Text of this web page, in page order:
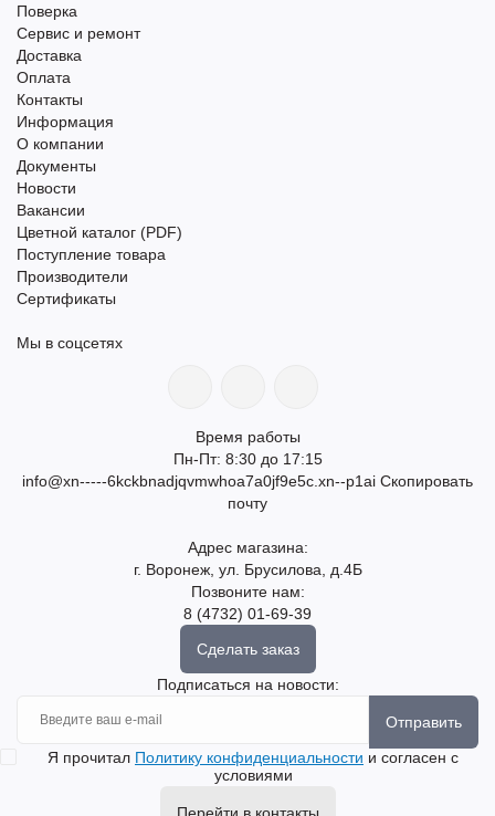
Поверка
Сервис и ремонт
Доставка
Оплата
Контакты
Информация
О компании
Документы
Новости
Вакансии
Цветной каталог (PDF)
Поступление товара
Производители
Сертификаты
Мы в соцсетях
Время работы
Пн-Пт: 8:30 до 17:15
info@xn-----6kckbnadjqvmwhoa7a0jf9e5c.xn--p1ai Скопировать
почту
Адрес магазина:
г. Воронеж, ул. Брусилова, д.4Б
Позвоните нам:
8 (4732) 01-69-39
Сделать заказ
Подписаться на новости:
Отправить
Я прочитал Политику конфиденциальности и согласен с
условиями
Перейти в контакты